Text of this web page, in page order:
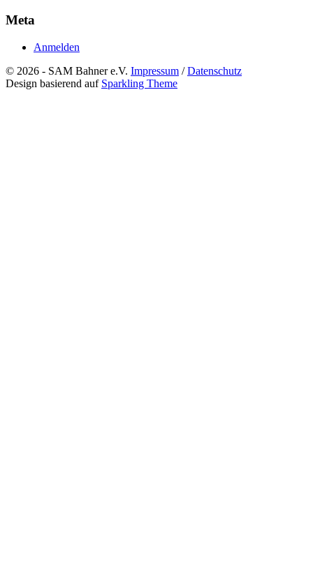
Meta
Anmelden
© 2026 - SAM Bahner e.V. Impressum /Datenschutz
Design basierend auf Sparkling Theme